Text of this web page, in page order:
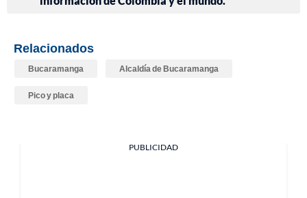
Relacionados
Bucaramanga Alcaldía de Bucaramanga
Pico y placa
PUBLICIDAD